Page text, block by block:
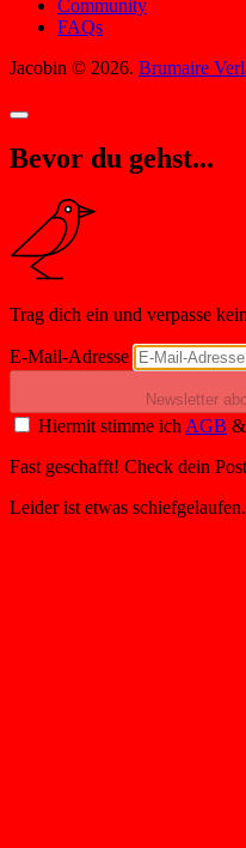
Community
FAQs
Jacobin © 2026. Brumaire
Bevor du gehst...
Trag dich ein und verpasse
E-Mail-Adresse
Newsletter
Hiermit stimme ich AGB &
Fast geschafft! Check dein
Leider ist etwas